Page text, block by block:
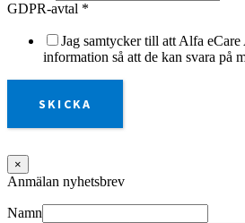
GDPR-avtal *
Jag samtycker till att Alfa
information så att de kan svara på
SKICKA
×
Anmälan nyhetsbrev
Namn